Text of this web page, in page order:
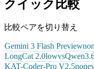
クイック比較
比較ペアを切り替え
Gemini 3 Flash Preview
LongCat 2.0lowvs
KAT-Coder-Pro V2.5none